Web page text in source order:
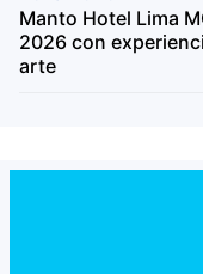
Manto Hotel Lima
2026 con
arte